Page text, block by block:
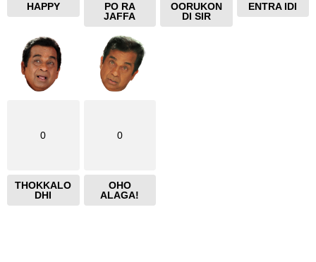
HAPPY
PO RA
JAFFA
OORUKON
DI SIR
ENTRA IDI
0
THOKKALO
DHI
0
OHO
ALAGA!